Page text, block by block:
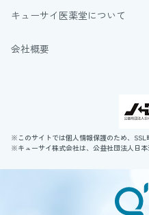
キューサイ医薬堂について
会社概要
※このサイトでは個人情報保護のため、SSL
※キューサイ株式会社は、公益社団法人日本